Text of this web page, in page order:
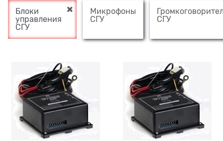
Блоки
управления
СГУ
Микрофоны
СГУ
СГУ